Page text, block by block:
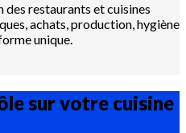
restaurants et cuisines
achats, production, hygiène
unique.
sur votre cuisine